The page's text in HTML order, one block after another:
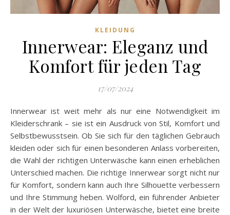
KLEIDUNG
Innerwear: Eleganz und
Komfort für jeden Tag
17/07/2024
Innerwear ist weit mehr als nur eine Notwendigkeit im
Kleiderschrank – sie ist ein Ausdruck von Stil, Komfort und
Selbstbewusstsein. Ob Sie sich für den täglichen Gebrauch
kleiden oder sich für einen besonderen Anlass vorbereiten,
die Wahl der richtigen Unterwäsche kann einen erheblichen
Unterschied machen. Die richtige Innerwear sorgt nicht nur
für Komfort, sondern kann auch Ihre Silhouette verbessern
und Ihre Stimmung heben. Wolford, ein führender Anbieter
in der Welt der luxuriösen Unterwäsche, bietet eine breite